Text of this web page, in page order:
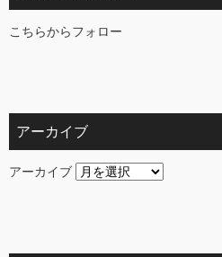
こちらからフォロー
アーカイブ
アーカイブ